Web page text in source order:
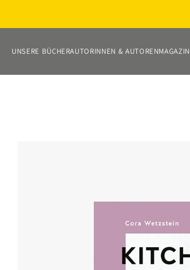
UNSERE BÜCHERAUTORINNEN & AUTORENMAGAZIN